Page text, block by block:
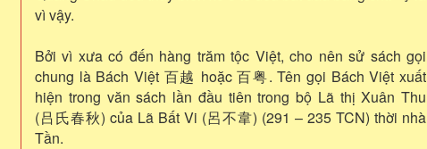
vì vậy.
Bởi vì xưa có đến hàng trăm tộc Việt, cho nên sử sách gọi
chung là Bách Việt 百越 hoặc 百粤. Tên gọi Bách Việt xuất
hiện trong văn sách lần đầu tiên trong bộ Lã thị Xuân Thu
(吕氏春秋) của Lã Bất Vi (呂不韋) (291 – 235 TCN) thời nhà
Tần.